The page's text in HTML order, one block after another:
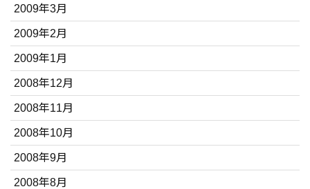
2009年3月
2009年2月
2009年1月
2008年12月
2008年11月
2008年10月
2008年9月
2008年8月